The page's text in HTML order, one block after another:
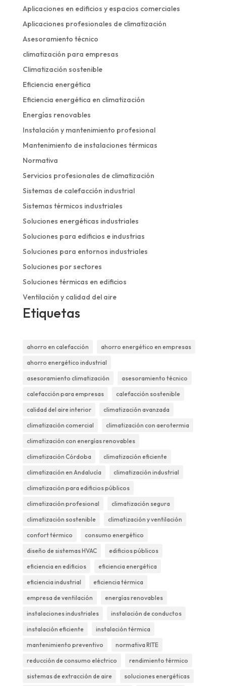
Aplicaciones en edificios y espacios comerciales
Aplicaciones profesionales de climatización
Asesoramiento técnico
climatización para empresas
Climatización sostenible
Eficiencia energética
Eficiencia energética en climatización
Energías renovables
Instalación y mantenimiento profesional
Mantenimiento de instalaciones térmicas
Normativa
Servicios profesionales de climatización
Sistemas de calefacción industrial
Sistemas térmicos industriales
Soluciones energéticas industriales
Soluciones para edificios e industrias
Soluciones para entornos industriales
Soluciones por sectores
Soluciones térmicas en edificios
Ventilación y calidad del aire
Etiquetas
ahorro en calefacción ahorro energético en empresas
ahorro energético industrial
asesoramiento climatización asesoramiento técnico
calefacción para empresas calefacción sostenible
calidad del aire interior climatización avanzada
climatización comercial climatización con aerotermia
climatización con energías renovables
climatización Córdoba climatización eficiente
climatización en Andalucía climatización industrial
climatización para edificios públicos
climatización profesional climatización segura
climatización sostenible climatización y ventilación
confort térmico consumo energético
diseño de sistemas HVAC edificios públicos
eficiencia en edificios eficiencia energética
eficiencia industrial eficiencia térmica
empresa de ventilación energías renovables
instalaciones industriales instalación de conductos
instalación eficiente instalación térmica
mantenimiento preventivo normativa RITE
reducción de consumo eléctrico rendimiento térmico
sistemas de extracción de aire soluciones energéticas